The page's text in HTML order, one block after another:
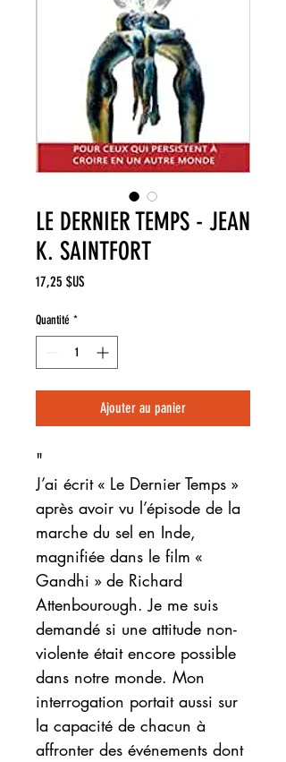
LE DERNIER TEMPS - JEAN
K. SAINTFORT
17,25 $US
Quantité *
Ajouter au panier
"
J’ai écrit « Le Dernier Temps »
après avoir vu l’épisode de la
marche du sel en Inde,
magnifiée dans le film «
Gandhi » de Richard
Attenbourough. Je me suis
demandé si une attitude non-
violente était encore possible
dans notre monde. Mon
interrogation portait aussi sur
la capacité de chacun à
affronter des événements dont